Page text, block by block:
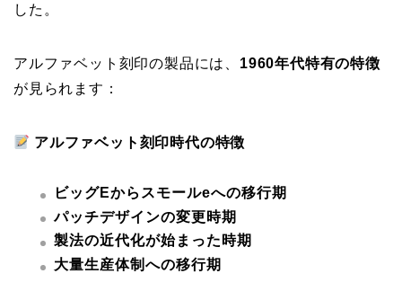
した。
アルファベット刻印の製品には、 1960年代特有の特徴
が見られます：
アルファベット刻印時代の特徴
ビッグEからスモールeへの移行期
パッチデザインの変更時期
製法の近代化が始まった時期
大量生産体制への移行期